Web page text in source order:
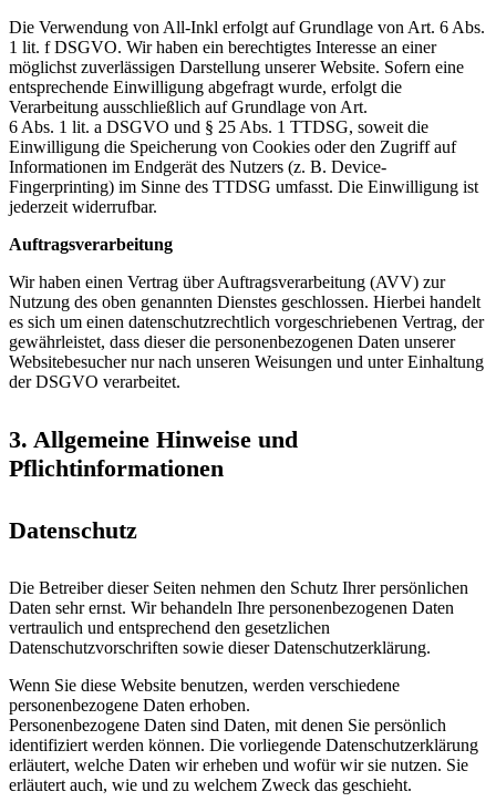
Die Verwendung von All-Inkl erfolgt auf Grundlage von Art. 6 Abs.
1 lit. f DSGVO. Wir haben ein berechtigtes Interesse an einer
möglichst zuverlässigen Darstellung unserer Website. Sofern eine
entsprechende Einwilligung abgefragt wurde, erfolgt die
Verarbeitung ausschließlich auf Grundlage von Art.
6 Abs. 1 lit. a DSGVO und § 25 Abs. 1 TTDSG, soweit die
Einwilligung die Speicherung von Cookies oder den Zugriff auf
Informationen im Endgerät des Nutzers (z. B. Device-
Fingerprinting) im Sinne des TTDSG umfasst. Die Einwilligung ist
jederzeit widerrufbar.
Auftragsverarbeitung
Wir haben einen Vertrag über Auftragsverarbeitung (AVV) zur
Nutzung des oben genannten Dienstes geschlossen. Hierbei handelt
es sich um einen datenschutzrechtlich vorgeschriebenen Vertrag, der
gewährleistet, dass dieser die personenbezogenen Daten unserer
Websitebesucher nur nach unseren Weisungen und unter Einhaltung
der DSGVO verarbeitet.
3. Allgemeine Hinweise und
Pflichtinformationen
Datenschutz
Die Betreiber dieser Seiten nehmen den Schutz Ihrer persönlichen
Daten sehr ernst. Wir behandeln Ihre personenbezogenen Daten
vertraulich und entsprechend den gesetzlichen
Datenschutzvorschriften sowie dieser Datenschutzerklärung.
Wenn Sie diese Website benutzen, werden verschiedene
personenbezogene Daten erhoben.
Personenbezogene Daten sind Daten, mit denen Sie persönlich
identifiziert werden können. Die vorliegende Datenschutzerklärung
erläutert, welche Daten wir erheben und wofür wir sie nutzen. Sie
erläutert auch, wie und zu welchem Zweck das geschieht.